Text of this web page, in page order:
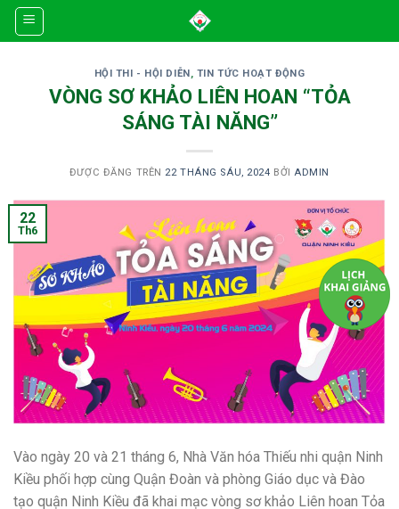
Skip
HỘI THI - HỘI DIỄN, TIN TỨC HOẠT ĐỘNG
VÒNG SƠ KHẢO LIÊN HOAN “TỎA
SÁNG TÀI NĂNG”
ĐƯỢC ĐĂNG TRÊN 22 THÁNG SÁU, 2024 BỞI ADMIN
22
Th6
Vào ngày 20 và 21 tháng 6, Nhà Văn hóa Thiếu nhi quận Ninh
Kiều phối hợp cùng Quận Đoàn và phòng Giáo dục và Đào
tạo quận Ninh Kiều đã khai mạc vòng sơ khảo Liên hoan Tỏa